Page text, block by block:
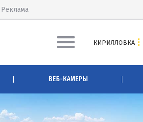
Реклама
Цены на Арабатской Стрелке 2026
Проезд на Арабатскую Стрелку
КИРИЛЛОВКА
ВЕБ-КАМЕРЫ